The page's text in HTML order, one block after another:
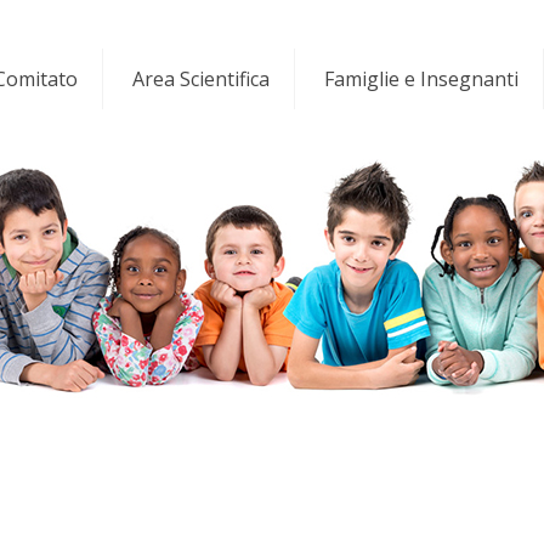
Area Scientifica Famiglie e Insegnanti